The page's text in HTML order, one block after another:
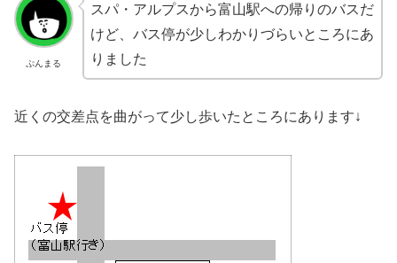
ぷんまる
スパ・アルプスから富山駅への帰りのバスだ
けど、バス停が少しわかりづらいところにあ
りました
近くの交差点を曲がって少し歩いたところにあります↓